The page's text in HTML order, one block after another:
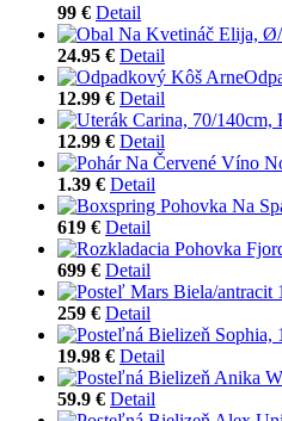
99 € Detail
24.95 € Detail
12.99 € Detail
12.99 € Detail
1.39 € Detail
619 € Detail
699 € Detail
259 € Detail
19.98 € Detail
59.9 € Detail